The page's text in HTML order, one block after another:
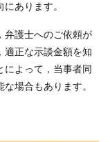
あります。
弁護士へのご依頼が
適正な示談金額を知
によって，当事者同
場合もあります。